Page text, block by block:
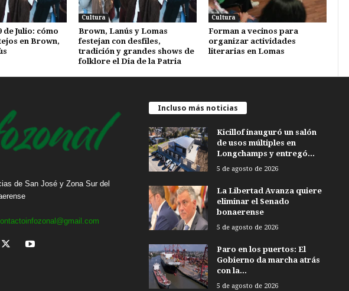
de Julio: cómo
en Brown,
Cultura
Brown, Lanús y Lomas
festejan con desfiles,
tradición y grandes shows de
folklore el Dia de la Patria
Cultura
Forman a vecinos para
organizar actividades
literarias en Lomas
de San José y Zona Sur del
Incluso más noticias
Kicillof inauguró un salón
de usos múltiples en
Longchamps y entregó...
5 de agosto de 2026
La Libertad Avanza quiere
eliminar el Senado
bonaerense
5 de agosto de 2026
Paro en los puertos: El
Gobierno da marcha atrás
con la...
5 de agosto de 2026